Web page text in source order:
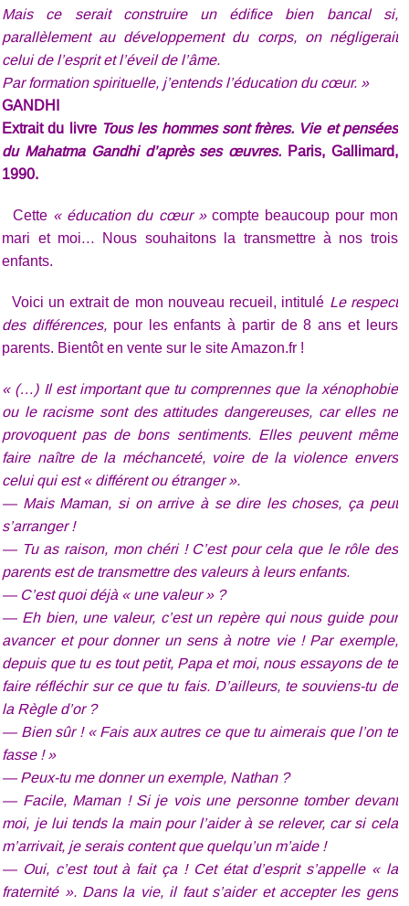
Mais ce serait construire un édifice bien bancal si,
parallèlement au développement du corps, on négligerait
celui de l’esprit et l’éveil de l’âme.
Par formation spirituelle, j’entends l’éducation du cœur. »
GANDHI
Extrait du livre Tous les hommes sont frères. Vie et pensées
du Mahatma Gandhi d’après ses œuvres. Paris, Gallimard,
1990.
Cette « éducation du cœur »compte beaucoup pour mon
mari et moi… Nous souhaitons la transmettre à nos trois
enfants.
Voici un extrait de mon nouveau recueil, intitulé Le respect
des différences, pour les enfants à partir de 8 ans et leurs
parents. Bientôt en vente sur le site Amazon.fr !
« (…) Il est important que tu comprennes que la xénophobie
ou le racisme sont des attitudes dangereuses, car elles ne
provoquent pas de bons sentiments. Elles peuvent même
faire naître de la méchanceté, voire de la violence envers
celui qui est « différent ou étranger ».
— Mais Maman, si on arrive à se dire les choses, ça peut
s’arranger !
— Tu as raison, mon chéri ! C’est pour cela que le rôle des
parents est de transmettre des valeurs à leurs enfants.
— C’est quoi déjà « une valeur » ?
— Eh bien, une valeur, c’est un repère qui nous guide pour
avancer et pour donner un sens à notre vie ! Par exemple,
depuis que tu es tout petit, Papa et moi, nous essayons de te
faire réfléchir sur ce que tu fais. D’ailleurs, te souviens-tu de
la Règle d’or ?
— Bien sûr ! « Fais aux autres ce que tu aimerais que l’on te
fasse ! »
— Peux-tu me donner un exemple, Nathan ?
— Facile, Maman ! Si je vois une personne tomber devant
moi, je lui tends la main pour l’aider à se relever, car si cela
m’arrivait, je serais content que quelqu’un m’aide !
— Oui, c’est tout à fait ça ! Cet état d’esprit s’appelle « la
fraternité ». Dans la vie, il faut s’aider et accepter les gens